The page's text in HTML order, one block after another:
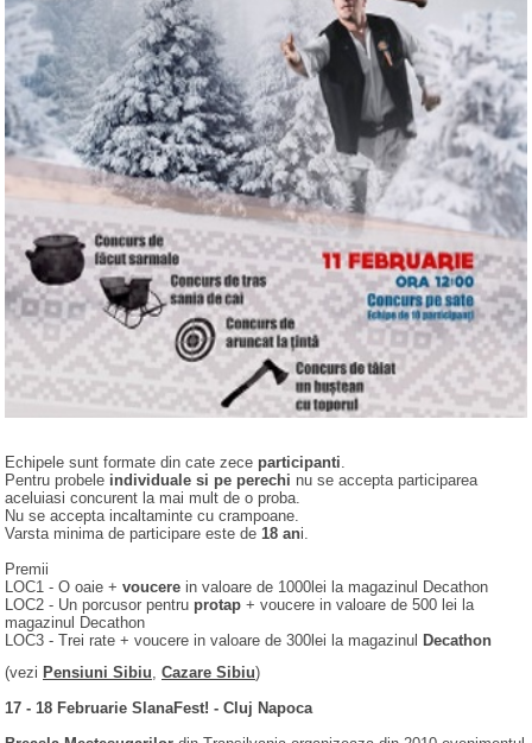
Echipele sunt formate din cate zece participanti
Pentru probele individuale si pe perechi nu se accepta participarea
aceluiasi concurent la mai mult de o proba.
Nu se accepta incaltaminte cu crampoane.
Varsta minima de participare este de 18 ani.
Premii
LOC1 - O oaie + voucere in valoare de 1000lei la magazinul Decathon
LOC2 - Un porcusor pentru protap + voucere in valoare de 500 lei la
magazinul Decathon
LOC3 - Trei rate + voucere in valoare de 300lei la magazinul Decathon
(vezi Pensiuni Sibiu Cazare Sibiu)
17 - 18 Februarie SlanaFest! - Cluj Napoca